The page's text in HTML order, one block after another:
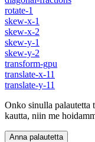
rotate-1
skew-x-1
skew-x-2
skew-y-1
skew-y-2
transform-gpu
translate-x-11
translate-y-11
Onko sinulla palautetta
kautta, niin me
Anna palautetta